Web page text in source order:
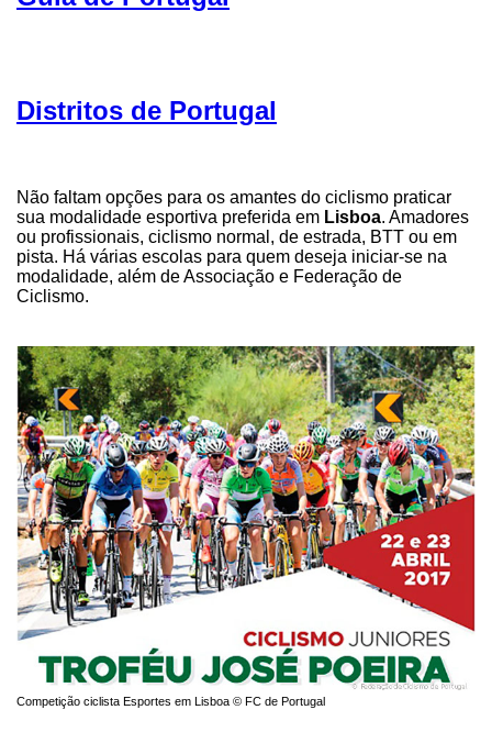
Distritos de Portugal
Não faltam opções para os amantes do ciclismo praticar
sua modalidade esportiva preferida em Lisboa. Amadores
ou profissionais, ciclismo normal, de estrada, BTT ou em
pista. Há várias escolas para quem deseja iniciar-se na
modalidade, além de Associação e Federação de
Ciclismo.
Competição ciclista Esportes em Lisboa © FC de Portugal